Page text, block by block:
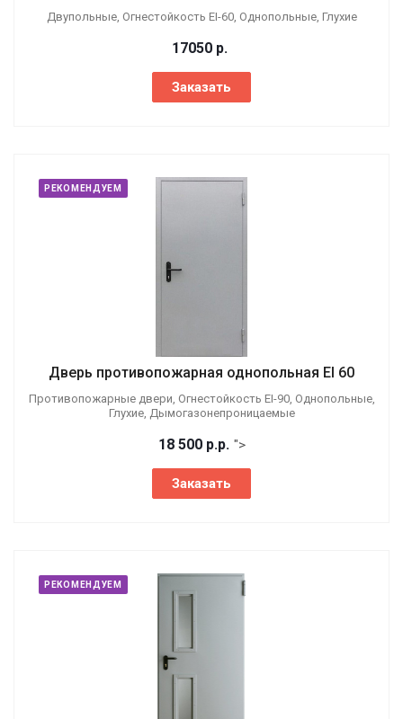
Двупольные, Огнестойкость EI-60, Однопольные, Глухие
17050 р.
Заказать
РЕКОМЕНДУЕМ
Дверь противопожарная однопольная EI 60
Противопожарные двери, Огнестойкость EI-90, Однопольные,
Глухие, Дымогазонепроницаемые
18 500 р.р. ">
Заказать
РЕКОМЕНДУЕМ